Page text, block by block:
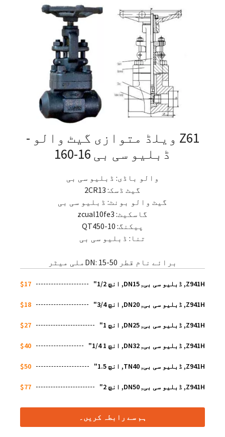
Z61 ویلڈ متوازی گیٹ والو -
ڈبلیو سی بی 16-160
والو باڈی: ڈبلیو سی بی
گیٹ ڈسک: 2CR13
گیٹ والو بونٹ: ڈبلیو سی بی
گاسکیٹ: zcual10fe3
پیکنگ: QT450-10
تنا: ڈبلیو سی بی
برائے نام قطر DN: 15-50ملی میٹر
Z941H, ڈبلیو سی بی, DN15, انچ 1/2" $17
Z941H, ڈبلیو سی بی, DN20, انچ 3/4" $18
Z941H, ڈبلیو سی بی, DN25, انچ 1" $27
Z941H, ڈبلیو سی بی, DN32, انچ 1 1/4" $40
Z941H, ڈبلیو سی بی, TN40, انچ 1.5" $50
Z941H, ڈبلیو سی بی, DN50, انچ 2" $77
ہم سے رابطہ کریں۔